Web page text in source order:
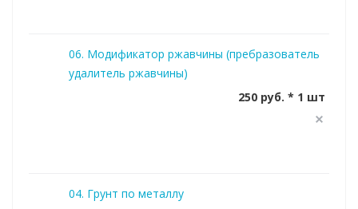
06. Модификатор ржавчины (пребразователь
удалитель ржавчины)
250 руб. * 1 шт
04. Грунт по металлу